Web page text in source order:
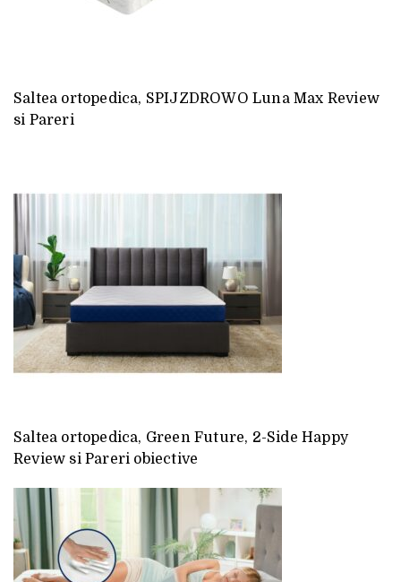
Saltea ortopedica, SPIJZDROWO Luna Max Review
si Pareri
Saltea ortopedica, Green Future, 2-Side Happy
Review si Pareri obiective